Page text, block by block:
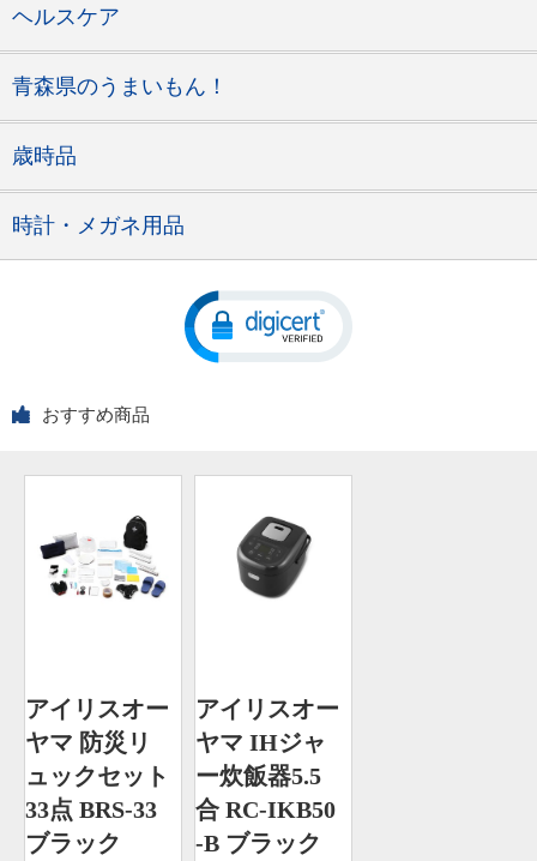
ヘルスケア
青森県のうまいもん！
歳時品
時計・メガネ用品
おすすめ商品
アイリスオー
ヤマ 防災リ
ュックセット
33点 BRS-33
ブラック
アイリスオー
ヤマ IHジャ
ー炊飯器5.5
合 RC-IKB50
-B ブラック